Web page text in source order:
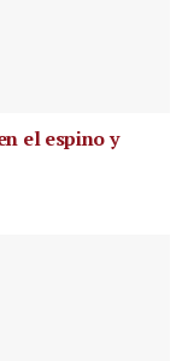
el espino y